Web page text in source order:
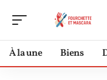
À la une Biens